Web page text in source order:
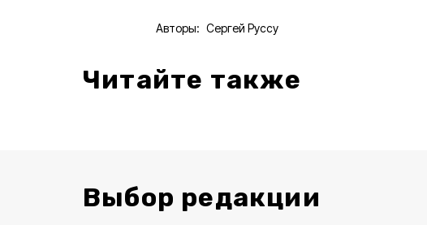
Авторы: Сергей Руссу
Читайте также
Выбор редакции